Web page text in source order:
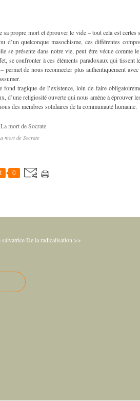
propre mort et éprouver le vide – tout cela est certes
d’un quelconque masochisme, ces différentes
se présente dans notre vie, peut être vécue comme
se confronter à ces éléments paradoxaux qui tissent
permet de nous reconnecter plus authentiquement
fond tragique de l’existence, loin de faire
d’une religiosité ouverte qui nous amène à éprouver
des membres solidaires de la communauté humaine.
mort de Socrate
0
salvatrice De la radicalisation >>